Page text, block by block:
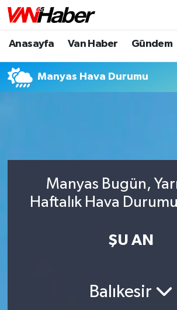
Anasayfa Van Haber Gündem
Manyas Hava Durumu
Manyas Bugün,
Haftalık Hava
ŞU AN
Balıkesir
Nöbetçi Eczaneler
Hava Durumu
Son Dakika Haberleri